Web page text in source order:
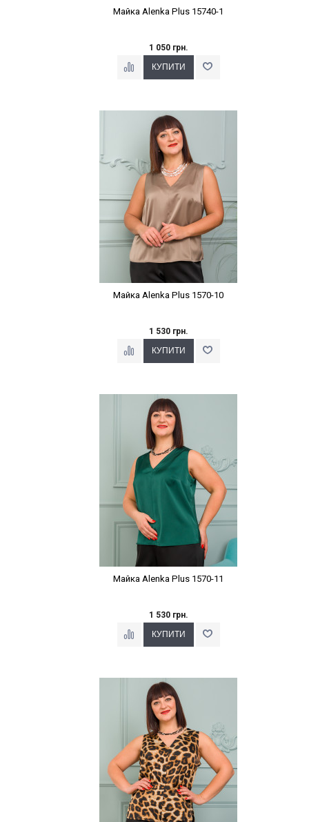
Майка Alenka Plus 15740-1
1 050 грн.
Наклейки Варіант з %
Майка Alenka Plus 1570-10
1 530 грн.
Наклейки Варіант з %
Майка Alenka Plus 1570-11
1 530 грн.
Наклейки Варіант з %